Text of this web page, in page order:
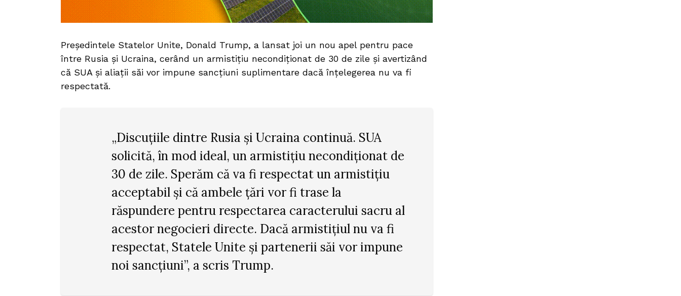
Președintele Statelor Unite, Donald Trump, a lansat joi un nou apel pentru pace
între Rusia și Ucraina, cerând un armistițiu necondiționat de 30 de zile și avertizând
că SUA și aliații săi vor impune sancțiuni suplimentare dacă înțelegerea nu va fi
respectată.
„Discuțiile dintre Rusia și Ucraina continuă. SUA
solicită, în mod ideal, un armistițiu necondiționat de
30 de zile. Sperăm că va fi respectat un armistițiu
acceptabil și că ambele țări vor fi trase la
răspundere pentru respectarea caracterului sacru al
acestor negocieri directe. Dacă armistițiul nu va fi
respectat, Statele Unite și partenerii săi vor impune
noi sancțiuni”, a scris Trump.